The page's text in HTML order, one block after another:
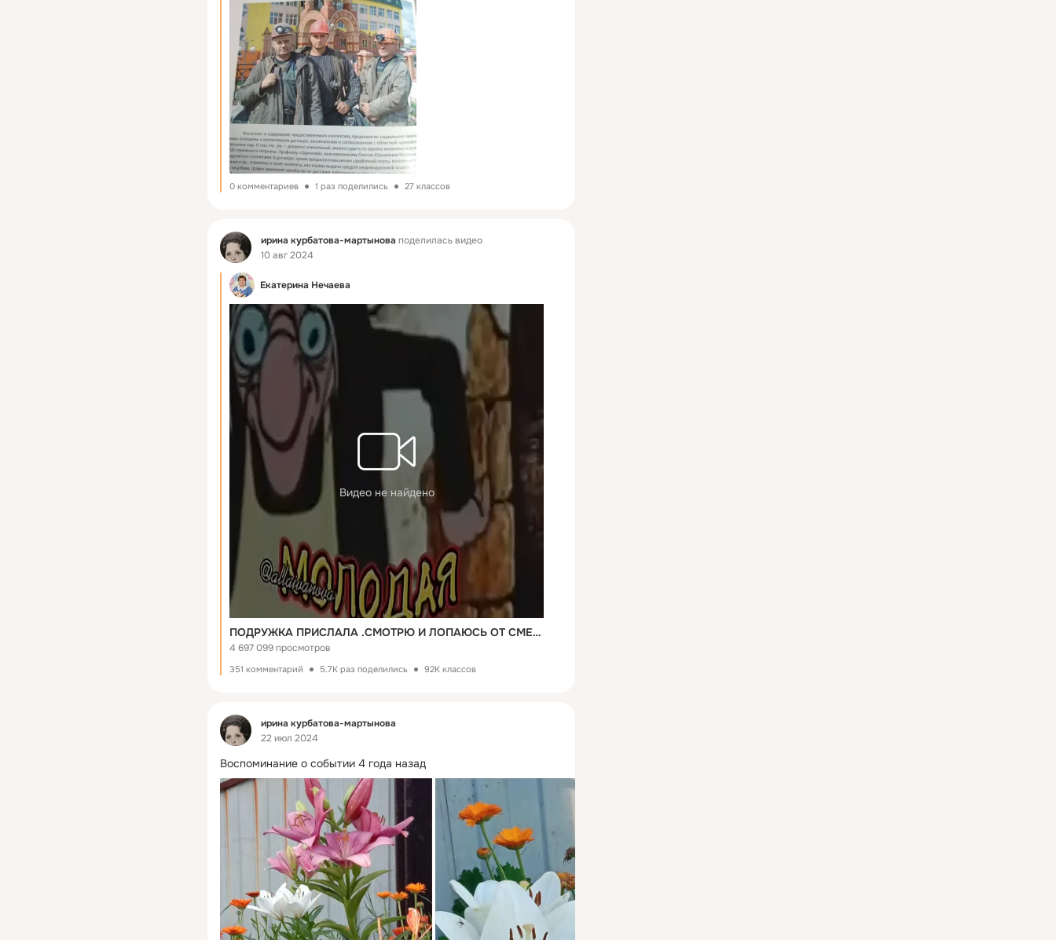
0 комментариев 1 раз поделились 27 классов
Фид ирина курбатова-мартынова поделилась видео
10 авг 2024
Екатерина Нечаева
Видео не найдено
ПОДРУЖКА ПРИСЛАЛА .СМОТРЮ И ЛОПАЮСЬ ОТ СМЕХА!))))
4 697 099 просмотров
351 комментарий 5.7K раз поделились 92K классов
Фид
ирина курбатова-мартынова
22 июл 2024
Воспоминание о событии 4 года назад